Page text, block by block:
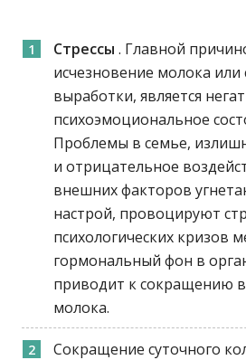
Стрессы. Главной
исчезновение молока
выработки, является
психоэмоциональное
Проблемы в семье,
и отрицательное
внешних факторов
настрой, провоцируют
психологических кризов
гормональный фон в
приводит к сокращению
молока.
Сокращение суточного